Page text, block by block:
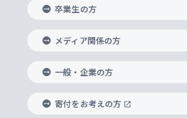
総合グローバル学部
国際教養学部
理工学部
データサイエンス
海外で学ぶ
神学研究科
実践宗教学研究科
助産学専攻科
生涯学習
比較文化研究所
ヨーロッパ研究所
アジア文化研究所
ハラスメント防止の取り組
障がいのある学生への支援
キャリア形成支援プログラ
就職（内定先）・進路統計
住まいのサポート
交換留学生(海外大学から
ノンディグリー生
Sophia Short-term
上智大学の沿革
ソフィア・アーカイブズ
上智大学とカトリック
上智大学を訪れた世界の知
国連Weeks・アフリカ
上智大学公式ソーシャルメ
学校法人上智学院について
数字で見る上智大学
卒業生の方
メディア関係の方
一般・企業の方
寄付をお考えの方